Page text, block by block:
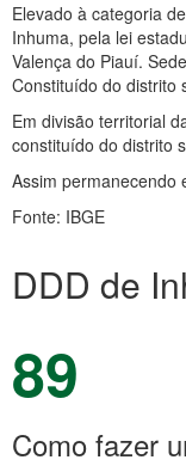
Elevado à categoria
Inhuma, pela lei
Valença do Piauí.
Constituído do distrito
Em divisão territorial
constituído do distrito
Assim permanecendo
Fonte: IBGE
DDD de
89
Como fazer